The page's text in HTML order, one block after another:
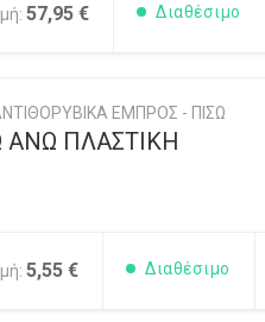
57,95 € Διαθέσιμο
ΕΜΠΡΟΣ - ΠΙΣΩ
ΑΝΩ ΠΛΑΣΤΙΚΗ
5,55 € Διαθέσιμο